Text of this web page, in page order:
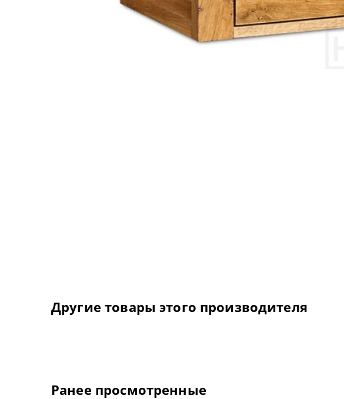
Другие товары этого производителя
Ранее просмотренные